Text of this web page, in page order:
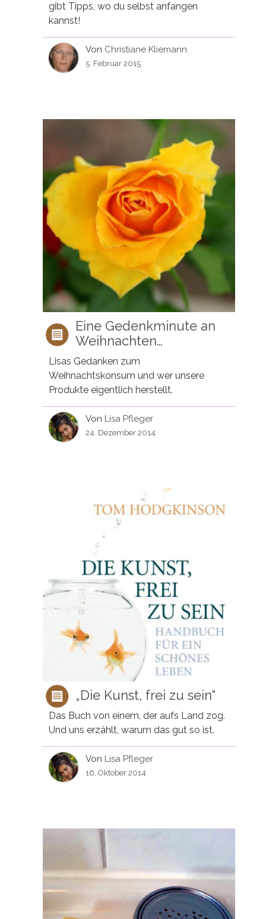
gibt Tipps, wo du selbst anfangen
kannst!
Von Christiane Kliemann
5. Februar 2015
Eine Gedenkminute an
Weihnachten…
Lisas Gedanken zum
Weihnachtskonsum und wer unsere
Produkte eigentlich herstellt.
Von Lisa Pfleger
24. Dezember 2014
„Die Kunst, frei zu sein“
Das Buch von einem, der aufs Land zog.
Und uns erzählt, warum das gut so ist.
Von Lisa Pfleger
16. Oktober 2014